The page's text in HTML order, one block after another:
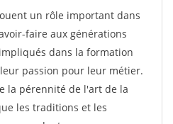
un rôle important dans
faire aux générations
dans la formation
passion pour leur métier.
la pérennité de l'art de la
les traditions et les